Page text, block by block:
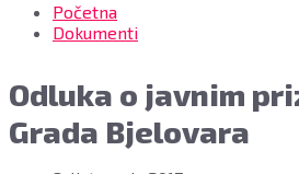
Početna
Dokumenti
Odluka o javnim
Grada Bjelovara